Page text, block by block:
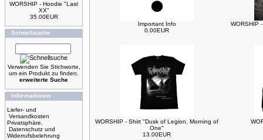
WORSHIP - Hoodie "Last
XX"
35.00EUR
Schnellsuche
Verwenden Sie Stichworte,
um ein Produkt zu finden.
erweiterte Suche
Informationen
Liefer- und
Versandkosten
Privatsphäre,
Datenschutz und
Widerrufsbelehrung
Important Info
0.00EUR
WORSHIP
WORSHIP - Shirt "Dusk of Legion, Morning of
One"
13.00EUR